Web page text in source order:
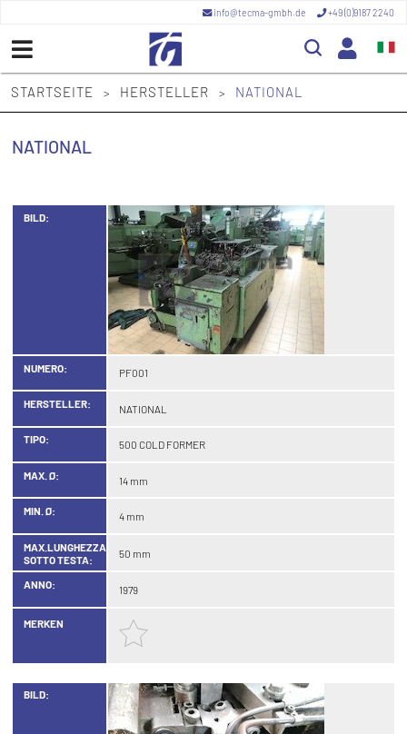
info@tecma-gmbh.de +49 (0)9187 2240
STARTSEITE > HERSTELLER > NATIONAL
NATIONAL
BILD:
NUMERO: PF001
HERSTELLER: NATIONAL
TIPO: 500 COLD FORMER
MAX. Ø: 14 mm
MIN. Ø: 4 mm
MAX.LUNGHEZZA
SOTTO TESTA:
50 mm
ANNO: 1979
MERKEN
BILD: